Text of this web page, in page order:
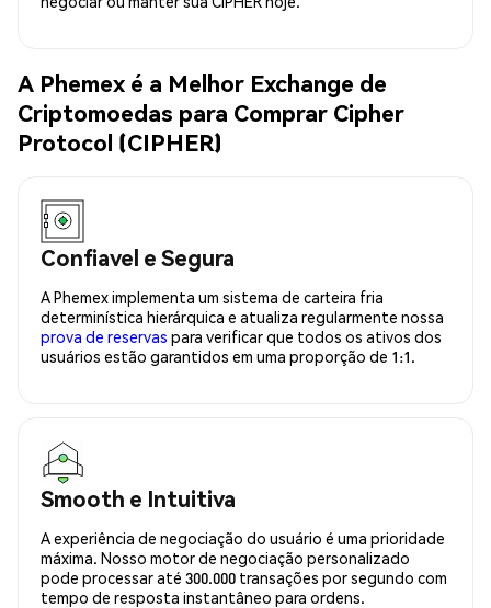
A Phemex é a Melhor Exchange de
Criptomoedas para Comprar Cipher
Protocol (CIPHER)
Confiavel e Segura
A Phemex implementa um sistema de carteira fria
determinística hierárquica e atualiza regularmente nossa
prova de reservas para verificar que todos os ativos dos
usuários estão garantidos em uma proporção de 1:1.
Smooth e Intuitiva
A experiência de negociação do usuário é uma prioridade
máxima. Nosso motor de negociação personalizado
pode processar até 300.000 transações por segundo com
tempo de resposta instantâneo para ordens.